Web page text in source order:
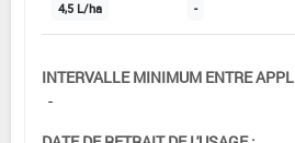
4,5 L/ha -
INTERVALLE MINIMUM ENTRE
-